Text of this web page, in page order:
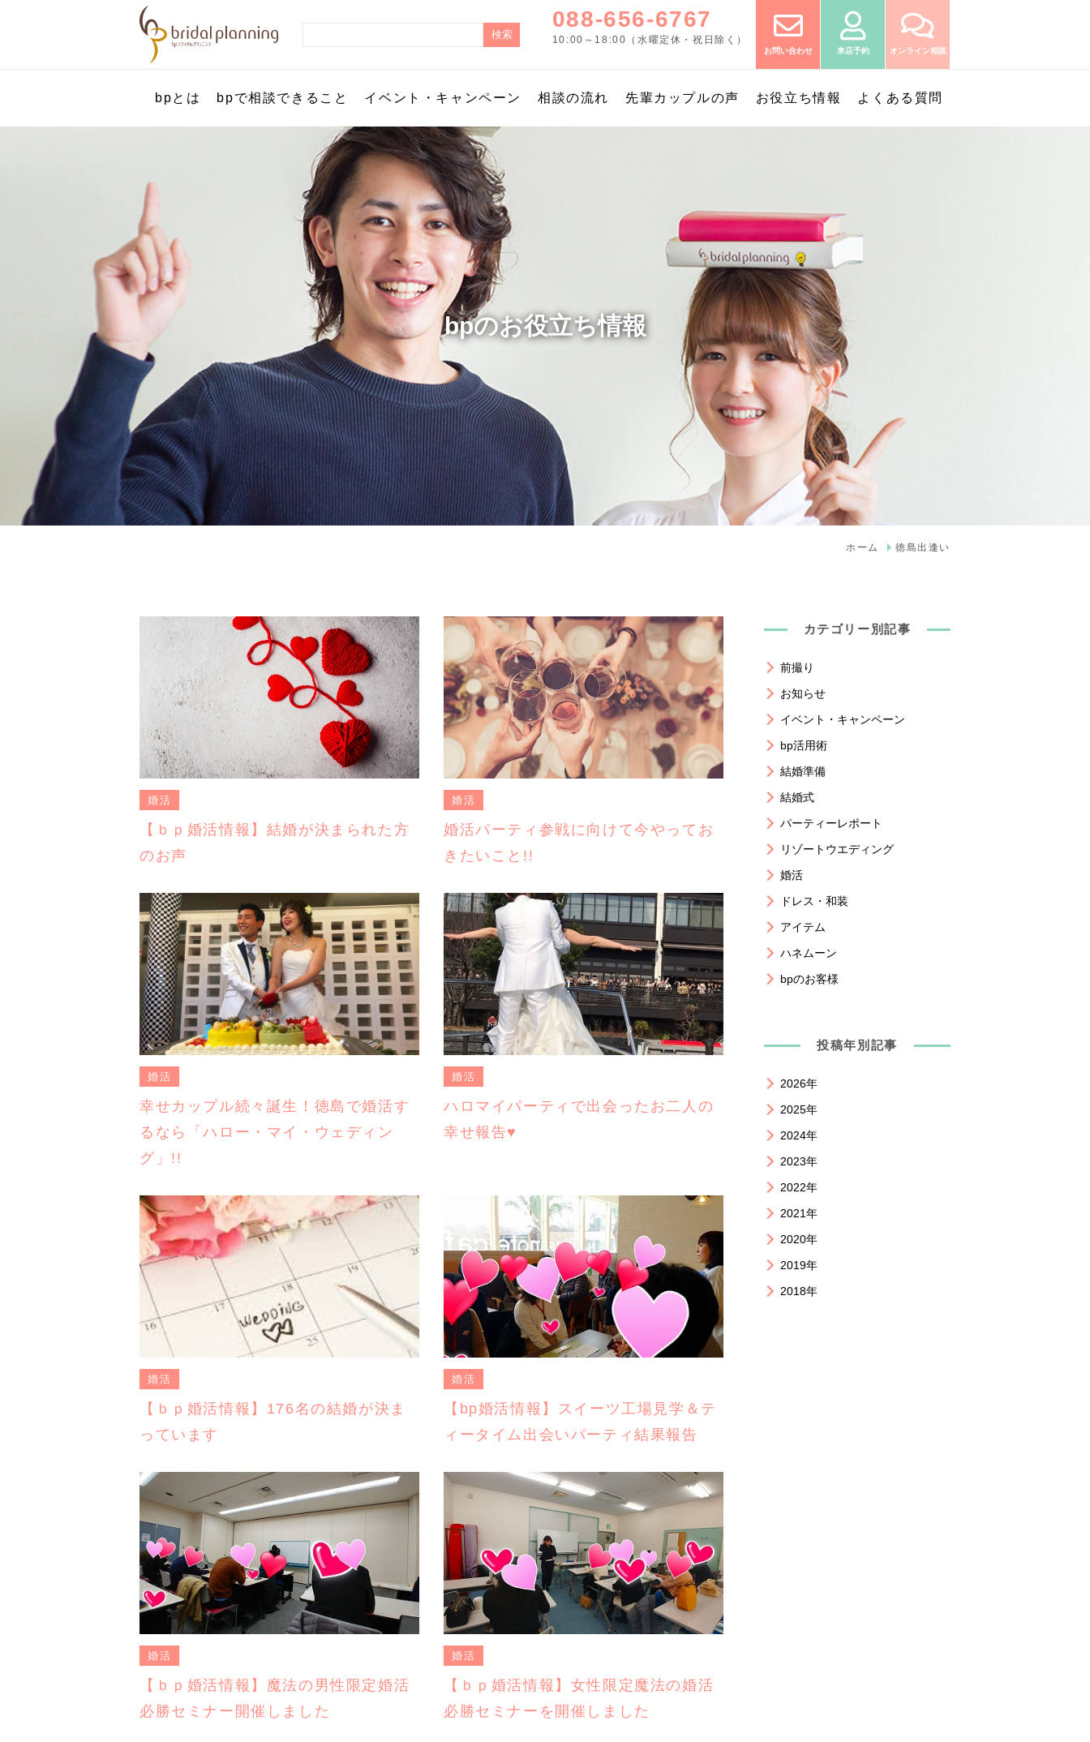
088-656-6767
10:00～18:00（水曜定休・祝日除く）
お問い合わせ 来店予約 オンライン相談
bpとは bpで相談できること イベント・キャンペーン 相談の流れ 先輩カップルの声 お役立ち情報 よくある質問
bpのお役立ち情報
ホーム 徳島出逢い
婚活
【ｂｐ婚活情報】結婚が決まられた方
のお声
婚活
婚活パーティ参戦に向けて今やってお
きたいこと!!
婚活
幸せカップル続々誕生！徳島で婚活す
るなら「ハロー・マイ・ウェディン
グ」!!
婚活
ハロマイパーティで出会ったお二人の
幸せ報告♥️
婚活
【ｂｐ婚活情報】176名の結婚が決ま
っています
婚活
【bp婚活情報】スイーツ工場見学＆テ
ィータイム出会いパーティ結果報告
婚活
【ｂｐ婚活情報】魔法の男性限定婚活
必勝セミナー開催しました
婚活
【ｂｐ婚活情報】女性限定魔法の婚活
必勝セミナーを開催しました
カテゴリー別記事
前撮り
お知らせ
イベント・キャンペーン
bp活用術
結婚準備
結婚式
パーティーレポート
リゾートウエディング
婚活
ドレス・和装
アイテム
ハネムーン
bpのお客様
投稿年別記事
2026年
2025年
2024年
2023年
2022年
2021年
2020年
2019年
2018年